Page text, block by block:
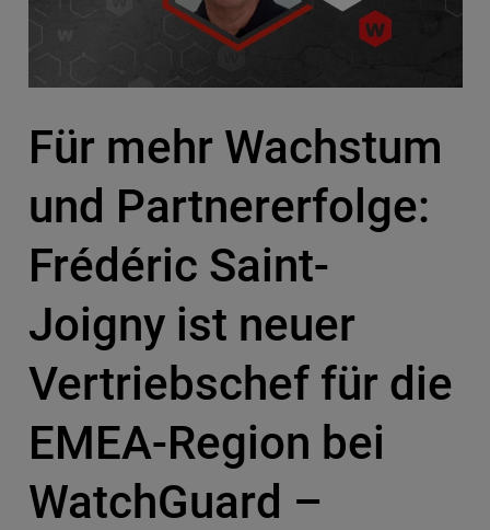
Für mehr Wachstum
und Partnererfolge:
Frédéric Saint-
Joigny ist neuer
Vertriebschef für die
EMEA-Region bei
WatchGuard –